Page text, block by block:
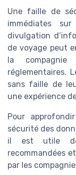
Une faille de
immédiates
divulgation
de voyage peut
la compagnie
réglementaires.
sans faille de
une expérience
Pour
sécurité des
il est utile de
recommandées
par les